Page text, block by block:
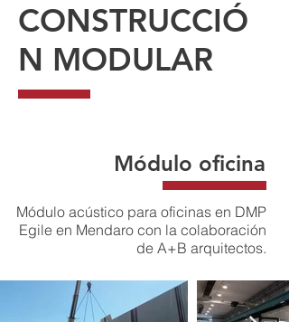
CONSTRUCCIÓ
N MODULAR
Módulo oficina
Módulo acústico para oficinas en DMP
Egile en Mendaro con la colaboración
de A+B arquitectos.